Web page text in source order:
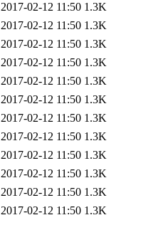
2017-02-12 11:50 1.3K
2017-02-12 11:50 1.3K
2017-02-12 11:50 1.3K
2017-02-12 11:50 1.3K
2017-02-12 11:50 1.3K
2017-02-12 11:50 1.3K
2017-02-12 11:50 1.3K
2017-02-12 11:50 1.3K
2017-02-12 11:50 1.3K
2017-02-12 11:50 1.3K
2017-02-12 11:50 1.3K
2017-02-12 11:50 1.3K